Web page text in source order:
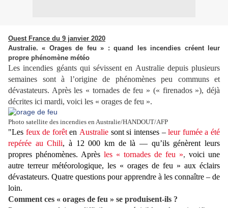
Ouest France du 9 janvier 2020
Australie. « Orages de feu » : quand les incendies créent leur
propre phénomène météo
Les incendies géants qui sévissent en Australie depuis plusieurs
semaines sont à l’origine de phénomènes peu communs et
dévastateurs. Après les « tornades de feu » (« firenados »), déjà
décrites ici mardi, voici les « orages de feu ».
Photo satellite des incendies en Australie/HANDOUT/AFP
"Les feux de forêt en Australie sont si intenses – leur fumée a été
repérée au Chili, à 12 000 km de là — qu’ils génèrent leurs
propres phénomènes. Après les « tornades de feu », voici une
autre terreur météorologique, les « orages de feu » aux éclairs
dévastateurs. Quatre questions pour apprendre à les connaître – de
loin.
Comment ces « orages de feu » se produisent-ils ?